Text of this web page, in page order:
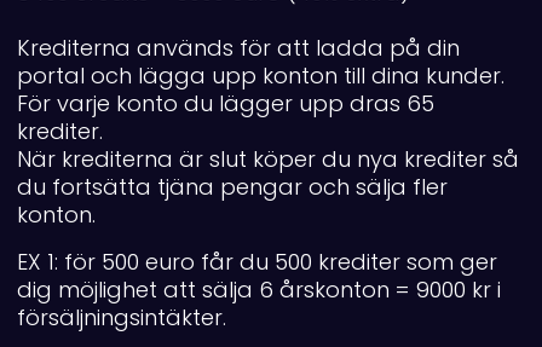
Krediterna används för att ladda på din
portal och lägga upp konton till dina kunder.
För varje konto du lägger upp dras 65
krediter.
När krediterna är slut köper du nya krediter så
du fortsätta tjäna pengar och sälja fler
konton.
EX 1: för 500 euro får du 500 krediter som ger
dig möjlighet att sälja 6 årskonton = 9000 kr i
försäljningsintäkter.